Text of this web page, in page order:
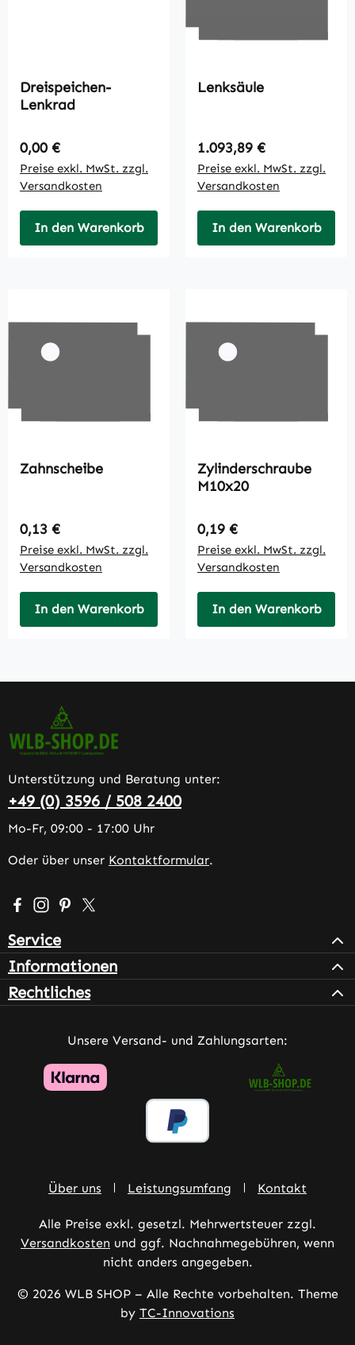
Dreispeichen-
Lenkrad
Regulärer Preis:
0,00 €
Preise exkl. MwSt. zzgl.
Versandkosten
In den Warenkorb
Lenksäule
Regulärer Preis:
1.093,89 €
Preise exkl. MwSt. zzgl.
Versandkosten
In den Warenkorb
Zahnscheibe
Regulärer Preis:
0,13 €
Preise exkl. MwSt. zzgl.
Versandkosten
In den Warenkorb
Zylinderschraube
M10x20
Regulärer Preis:
0,19 €
Preise exkl. MwSt. zzgl.
Versandkosten
In den Warenkorb
Unterstützung und Beratung unter:
+49 (0) 3596 / 508 2400
Mo-Fr, 09:00 - 17:00 Uhr
Oder über unser Kontaktformular.
Besuche uns auf Facebook – öffnet in neuem Tab
Schau auf Instagram vorbei – öffnet in neuem Tab
Lass dich auf Pinterest inspirieren – öffnet in
Folge uns auf X – öffnet in neuem Tab
Service
Informationen
Rechtliches
Unsere Versand- und Zahlungsarten:
Über uns Leistungsumfang Kontakt
Alle Preise exkl. gesetzl. Mehrwertsteuer zzgl.
Versandkosten und ggf. Nachnahmegebühren, wenn
nicht anders angegeben.
© 2026 WLB SHOP – Alle Rechte vorbehalten. Theme
by TC-Innovations